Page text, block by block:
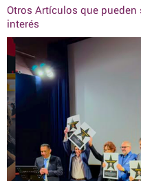
Otros Artículos que pueden
interés